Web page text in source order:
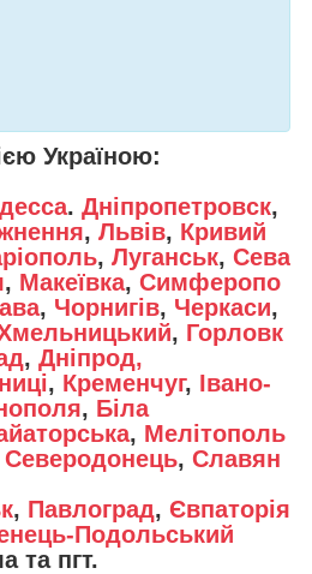
Україною:
. Дніпропетровск,
, Львів, Кривий
, Луганськ, Сева
, Макеївка, Симферопо
, Чорнигів, Черкаси,
, Горловк
, Дніпрод,
, Кременчуг, Івано-
, Біла
, Мелітополь
Северодонець, Славян
, Павлоград, Євпаторія
Подольський
та пгт.